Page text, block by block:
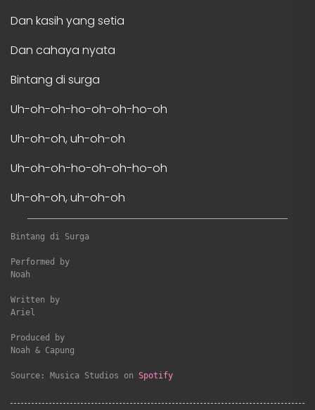
Dan kasih yang setia
Dan cahaya nyata
Bintang di surga
Uh-oh-oh-ho-oh-oh-ho-oh
Uh-oh-oh, uh-oh-oh
Uh-oh-oh-ho-oh-oh-ho-oh
Uh-oh-oh, uh-oh-oh
Bintang di Surga
Performed by
Noah
Written by
Ariel
Produced by
Noah & Capung
Source: Musica Studios on Spotify